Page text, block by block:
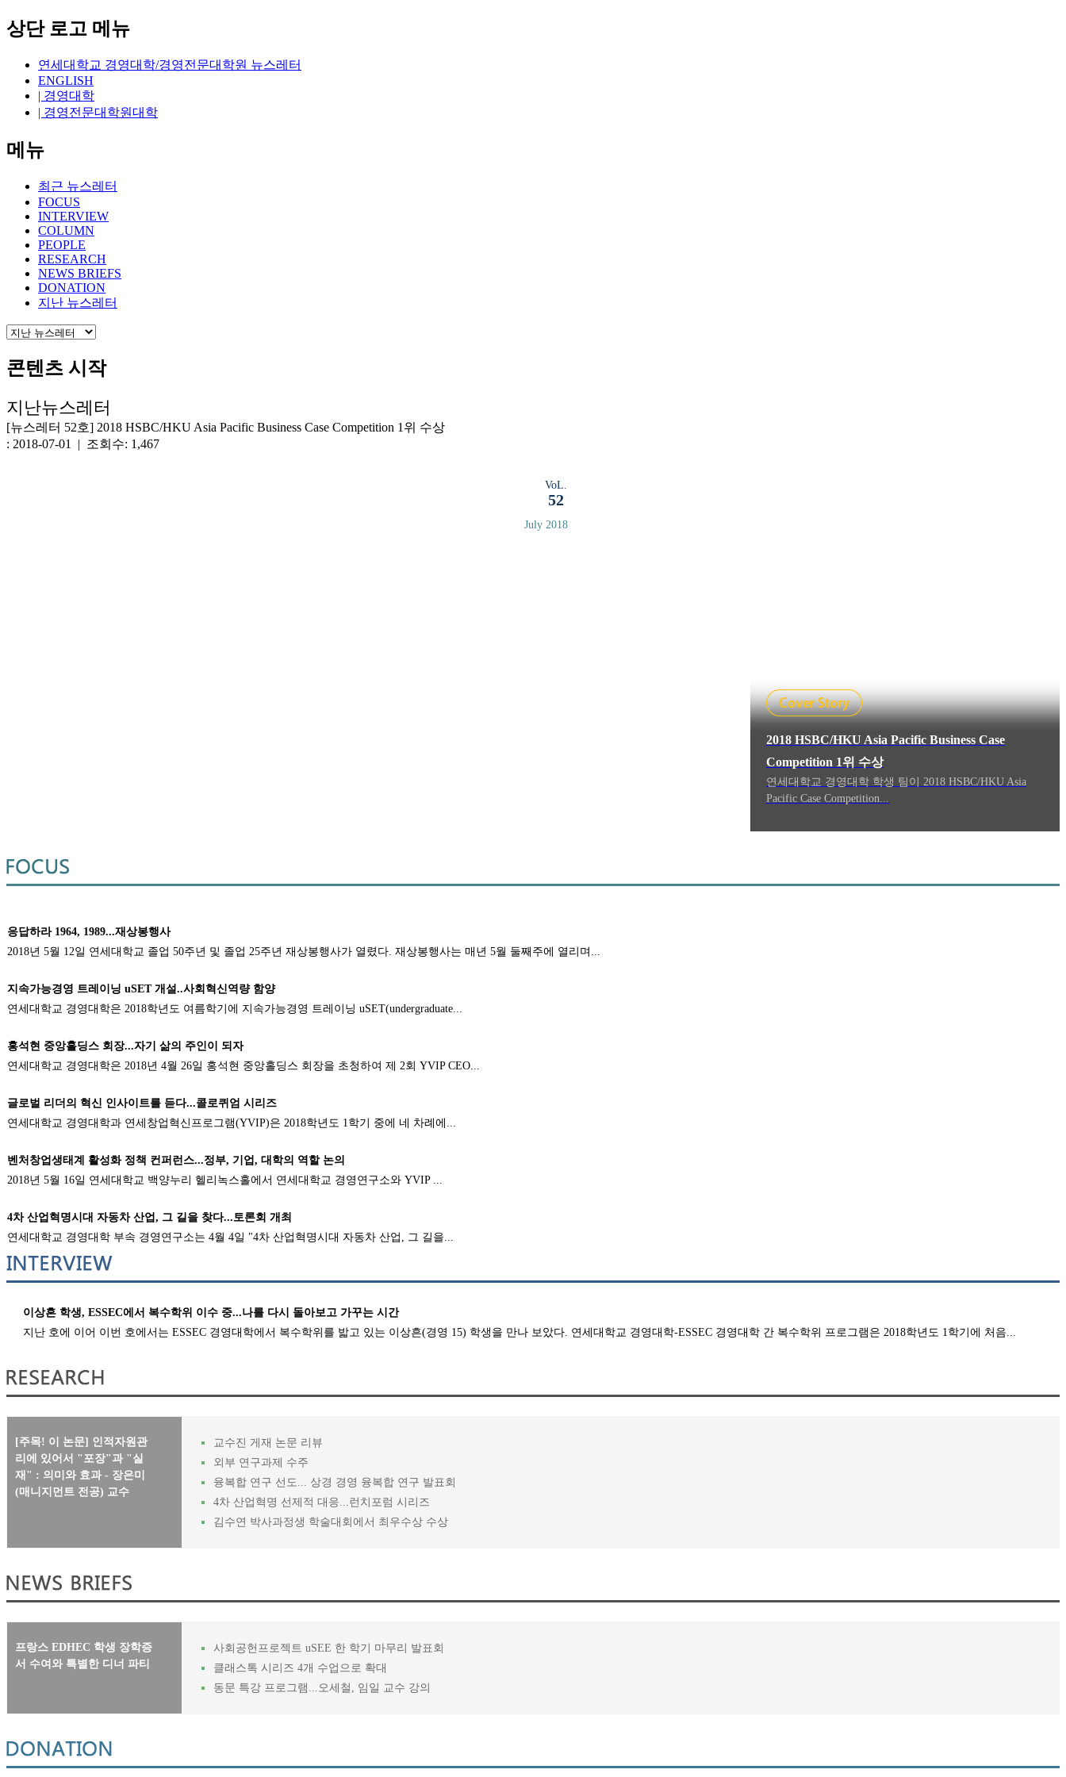
상단 로고 메뉴
연세대학교 경영대학/경영전문대학원 뉴스레터
ENGLISH
| 경영대학
| 경영전문대학원대학
메뉴
최근 뉴스레터
FOCUS
INTERVIEW
COLUMN
PEOPLE
RESEARCH
NEWS BRIEFS
DONATION
지난 뉴스레터
콘텐츠 시작
지난뉴스레터
[뉴스레터 52호] 2018 HSBC/HKU Asia Pacific Business Case Competition 1위 수상
: 2018-07-01 | 조회수: 1,467
VoL.
52
July 2018
2018 HSBC/HKU Asia Pacific Business Case
Competition 1위 수상
연세대학교 경영대학 학생 팀이 2018 HSBC/HKU Asia
Pacific Case Competition...
응답하라 1964, 1989...재상봉행사
2018년 5월 12일 연세대학교 졸업 50주년 및 졸업 25주년 재상봉행사가 열렸다. 재상봉행사는 매년 5월 둘째주에 열리며...
지속가능경영 트레이닝 uSET 개설..사회혁신역량 함양
연세대학교 경영대학은 2018학년도 여름학기에 지속가능경영 트레이닝 uSET(undergraduate...
홍석현 중앙홀딩스 회장...자기 삶의 주인이 되자
연세대학교 경영대학은 2018년 4월 26일 홍석현 중앙홀딩스 회장을 초청하여 제 2회 YVIP CEO...
글로벌 리더의 혁신 인사이트를 듣다...콜로퀴엄 시리즈
연세대학교 경영대학과 연세창업혁신프로그램(YVIP)은 2018학년도 1학기 중에 네 차례에...
벤처창업생태계 활성화 정책 컨퍼런스...정부, 기업, 대학의 역할 논의
2018년 5월 16일 연세대학교 백양누리 헬리녹스홀에서 연세대학교 경영연구소와 YVIP ...
4차 산업혁명시대 자동차 산업, 그 길을 찾다...토론회 개최
연세대학교 경영대학 부속 경영연구소는 4월 4일 "4차 산업혁명시대 자동차 산업, 그 길을...
이상흔 학생, ESSEC에서 복수학위 이수 중...나를 다시 돌아보고 가꾸는 시간
지난 호에 이어 이번 호에서는 ESSEC 경영대학에서 복수학위를 밟고 있는 이상흔(경영 15) 학생을 만나 보았다. 연세대학교 경영대학-ESSEC 경영대학 간 복수학위 프로그램은 2018학년도 1학기에 처음...
[주목! 이 논문] 인적자원관
리에 있어서 "포장"과 "실
재" : 의미와 효과 - 장은미
(매니지먼트 전공) 교수
교수진 게재 논문 리뷰
외부 연구과제 수주
융복합 연구 선도... 상경 경영 융복합 연구 발표회
4차 산업혁명 선제적 대응...런치포럼 시리즈
김수연 박사과정생 학술대회에서 최우수상 수상
프랑스 EDHEC 학생 장학증
서 수여와 특별한 디너 파티
사회공헌프로젝트 uSEE 한 학기 마무리 발표회
클래스톡 시리즈 4개 수업으로 확대
동문 특강 프로그램...오세철, 임일 교수 강의